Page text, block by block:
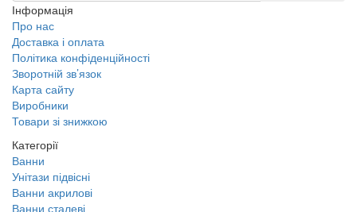
Інформація
Про нас
Доставка і оплата
Політика конфіденційності
Зворотній зв’язок
Карта сайту
Виробники
Товари зі знижкою
Категорії
Ванни
Унітази підвісні
Ванни акрилові
Ванни сталеві